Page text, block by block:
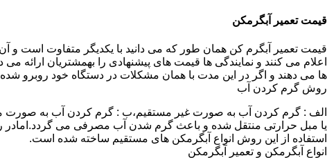
قیمت تعمیر آبگرمکن
قیمت تعمیر آبگرم کن همان طور که می دانید با یکدیگر متفاوت است و
اعلام می کنند و نمایندگی ها قیمت های پیشنهادی را بهمشتریان ارائه
ها می دهند و اگر در این مدت با همان مشکلات در دستگاه خود روبرو
روش گرم کردن آب
الف : گرم کردن آب به صورت غیر مستقیم،ب : گرم کردن آب به صورت
یا مبل حرارتی منتقل شده و باعث گرم شدن آب مصرفی می
استفاده از این روش انواع آبگرمکن های مستقیم ساخته شده است.
انواع آبگرمکن و تعمیر آبگرمکن